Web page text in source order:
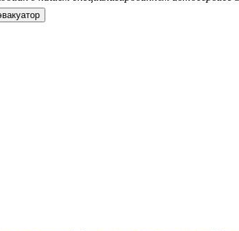
на эвакуатор